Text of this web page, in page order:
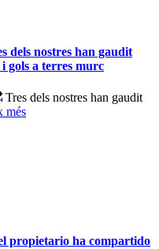
dels nostres han gaudit
gols a terres murc
dels nostres han gaudit
més
propietario ha compartido